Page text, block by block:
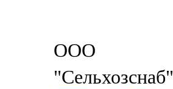
ООО
"Сельхозснаб"